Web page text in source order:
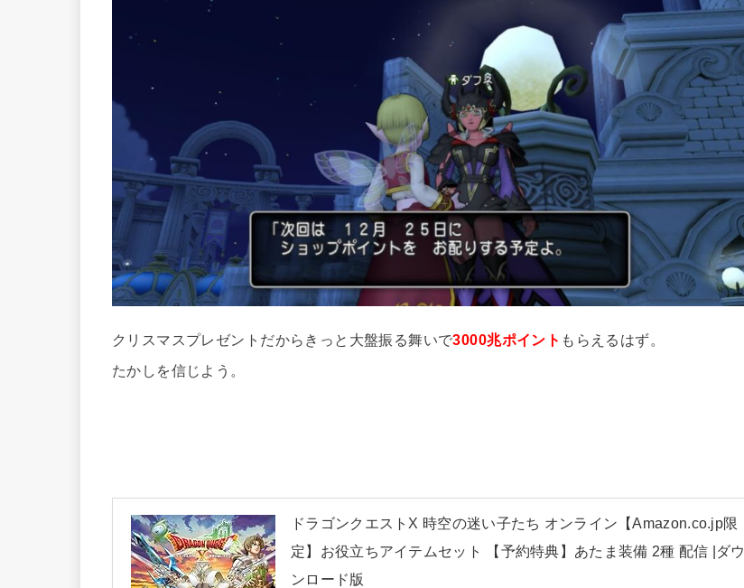
クリスマスプレゼントだからきっと大盤振る舞いで3000兆ポイント もらえるはず。
たかしを信じよう。
ドラゴンクエストX 時空の迷い子たち オンライン【Amazon.co.jp限
定】お役立ちアイテムセット 【予約特典】あたま装備 2種 配信 |ダウ
ンロード版